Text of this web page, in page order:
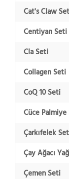
Cat's Claw
Centiyan Seti
Cla Seti
Collagen Seti
CoQ 10 Seti
Cüce
Çarkıfelek
Çay Ağacı
Çemen Seti